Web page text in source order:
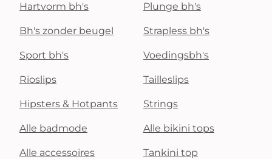
Hartvorm bh's Plunge bh's
Bh's zonder beugel Strapless bh's
Sport bh's Voedingsbh's
Rioslips Tailleslips
Hipsters & Hotpants Strings
Alle badmode Alle bikini tops
Alle accessoires Tankini top